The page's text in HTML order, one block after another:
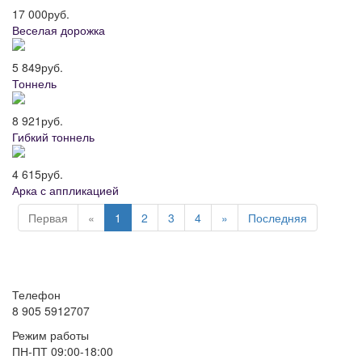
17 000руб.
Веселая дорожка
5 849руб.
Тоннель
8 921 руб.
Гибкий тоннель
4 615руб.
Арка с аппликацией
Первая
« 1 2 3 4 » Последняя
Телефон
8 905 5912707
Режим работы
ПН-ПТ 09:00-18:00